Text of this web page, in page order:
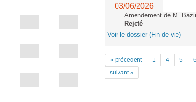
03/06/2026
Amendement de M.
Rejeté
Voir le dossier (Fin de vie)
« précedent 1 4 5 6
suivant »